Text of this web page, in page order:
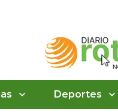
Deportes